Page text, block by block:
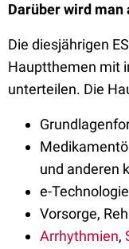
Darüber wird man
Die diesjährigen
Hauptthemen mit
unterteilen. Die
und anderen
e-Technologie
Vorsorge,
Arrhythmien,